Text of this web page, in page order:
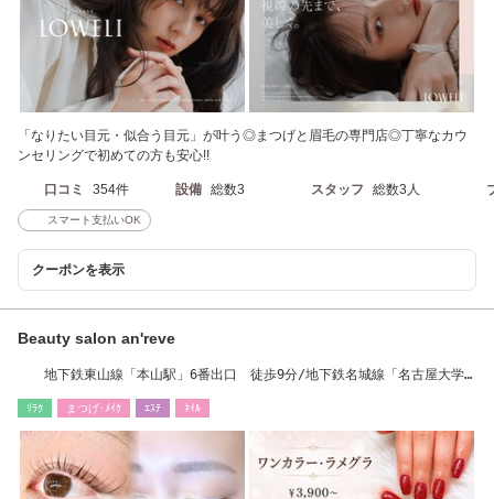
「なりたい目元・似合う目元」が叶う◎まつげと眉毛の専門店◎丁寧なカウ
ンセリングで初めての方も安心!!
口コミ 354件 設備 総数3 スタッフ 総数3人
スマート支払いOK
クーポンを表示
Beauty salon an'reve
地下鉄東山線「本山駅」6番出口 徒歩9分/地下鉄名城線「名古屋大学
ﾘﾗｸ まつげ･ﾒｲｸ ｴｽﾃ ﾈｲﾙ